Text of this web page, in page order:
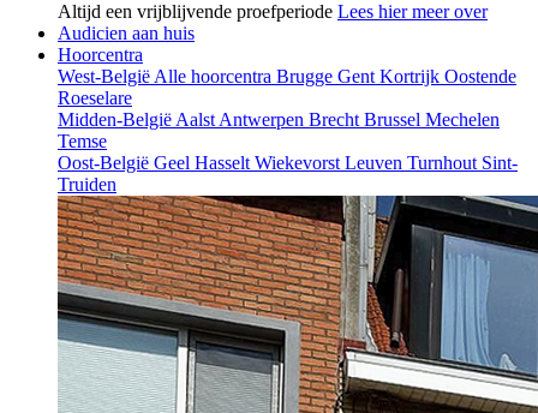
Altijd een vrijblijvende proefperiode Lees hier meer over
Audicien aan huis
Hoorcentra
West-België Alle hoorcentra Brugge Gent Kortrijk Oostende
Roeselare
Midden-België Aalst Antwerpen Brecht Brussel Mechelen
Temse
Oost-België Geel Hasselt Wiekevorst Leuven Turnhout Sint-
Truiden